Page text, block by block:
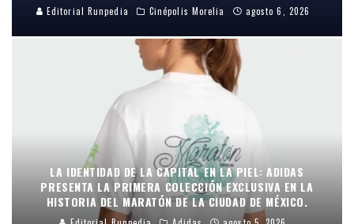
Editorial Runpedia Cinépolis Morelia agosto 6, 2026
LA IDENTIDAD DE LA CAPITAL EN LA PIEL: ADIDAS
PRESENTA LA PRIMERA COLECCIÓN EXCLUSIVA EN LA
HISTORIA DEL MARATÓN DE LA CIUDAD DE MÉXICO.